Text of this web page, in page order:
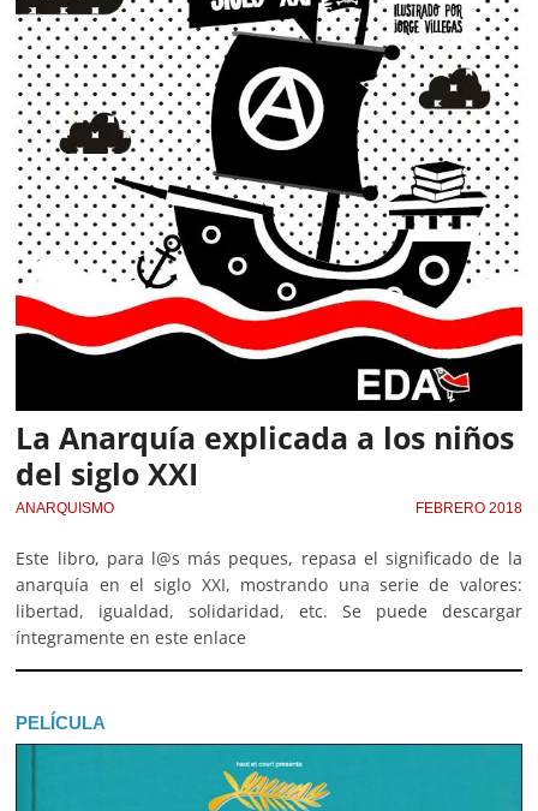
La Anarquía explicada a los niños
del siglo XXI
ANARQUISMO FEBRERO 2018
Este libro, para l@s más peques, repasa el significado de la
anarquía en el siglo XXI, mostrando una serie de valores:
libertad, igualdad, solidaridad, etc. Se puede descargar
íntegramente en este enlace
PELÍCULA